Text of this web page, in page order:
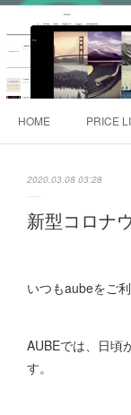
HOME PRICE
2020.03.08 03:28
新型コロナ
いつもaubeをご
AUBEでは、日頃
す。